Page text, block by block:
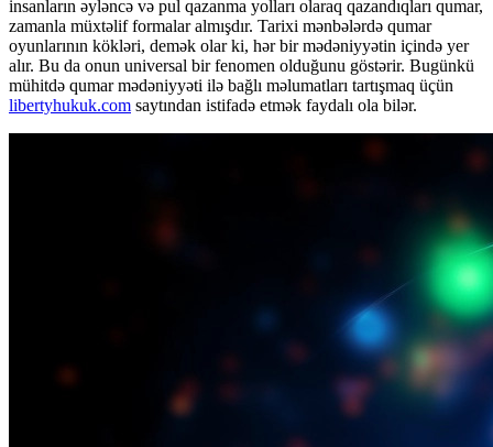
insanların əyləncə və pul qazanma yolları olaraq qazandıqları qumar,
zamanla müxtəlif formalar almışdır. Tarixi mənbələrdə qumar
oyunlarının kökləri, demək olar ki, hər bir mədəniyyətin içində yer
alır. Bu da onun universal bir fenomen olduğunu göstərir. Bugünkü
mühitdə qumar mədəniyyəti ilə bağlı məlumatları tartışmaq üçün
libertyhukuk.com saytından istifadə etmək faydalı ola bilər.